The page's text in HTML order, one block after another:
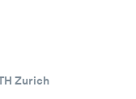
Zurich